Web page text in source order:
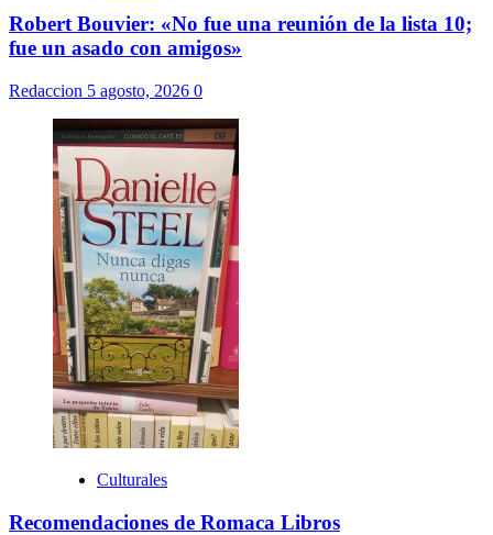
Robert Bouvier: «No fue una reunión de la lista 10;
fue un asado con amigos»
Redaccion 5 agosto, 2026 0
Culturales
Recomendaciones de Romaca Libros